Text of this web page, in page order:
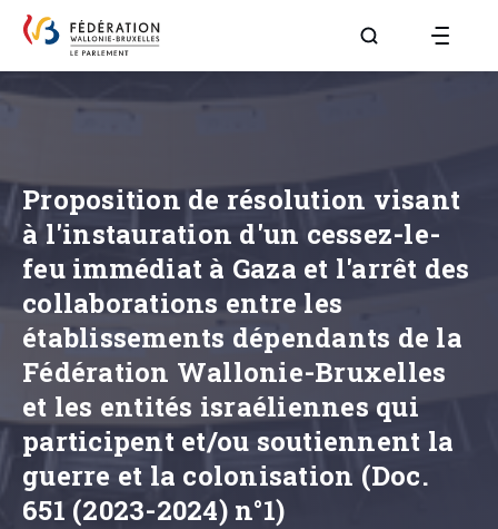
Aller à la page
Proposition de résolution visant
à l'instauration d'un cessez-le-
feu immédiat à Gaza et l'arrêt des
collaborations entre les
établissements dépendants de la
Fédération Wallonie-Bruxelles
et les entités israéliennes qui
participent et/ou soutiennent la
guerre et la colonisation (Doc.
651 (2023-2024) n°1)